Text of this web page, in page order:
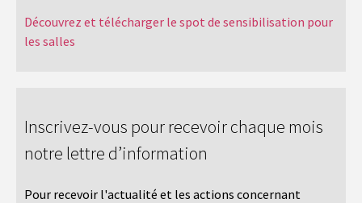
Découvrez et télécharger le spot de sensibilisation pour
les salles
Inscrivez-vous pour recevoir chaque mois
notre lettre d’information
Pour recevoir l'actualité et les actions concernant